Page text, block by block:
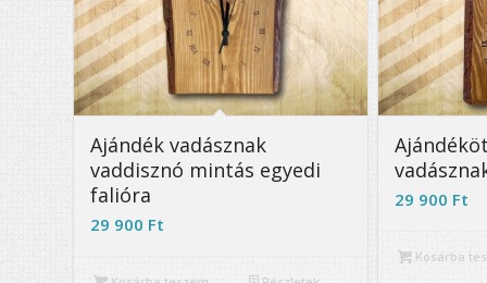
5.00
Ajándék vadásznak
vaddisznó mintás egyedi
falióra
29 900 Ft
29 900 Ft
Kosárba